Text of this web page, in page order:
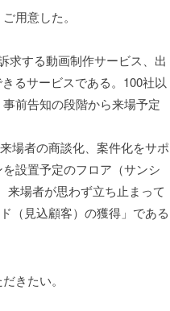
用意した。
求する動画制作サービス、出
るサービスである。100社以
前告知の段階から来場予定
場者の商談化、案件化をサポ
設置予定のフロア（サンシ
来場者が思わず立ち止まって
（見込顧客）の獲得」である
きたい。